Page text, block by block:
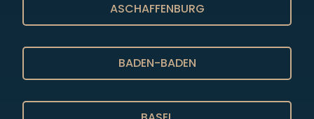
ASCHAFFENBURG
BADEN-BADEN